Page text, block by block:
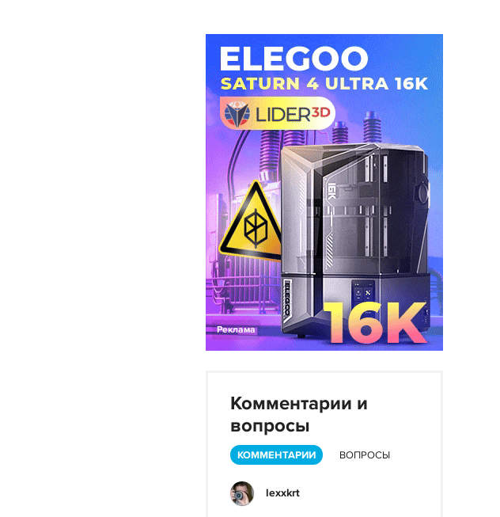
Реклама
Комментарии и
вопросы
КОММЕНТАРИИ ВОПРОСЫ
lexxkrt